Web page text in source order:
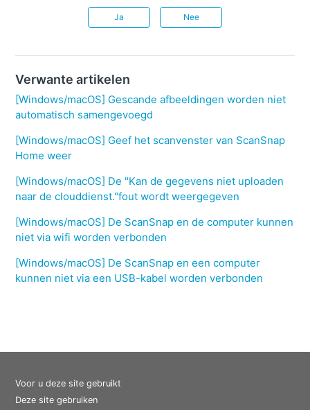
Ja Nee
Verwante artikelen
[Windows/macOS] Gescande afbeeldingen worden niet
automatisch samengevoegd
[Windows/macOS] Geef het scanvenster van ScanSnap
Home weer
[Windows/macOS] De "Kan de gegevens niet uploaden
naar de clouddienst."fout wordt weergegeven
[Windows/macOS] De ScanSnap en de computer kunnen
niet via wifi worden verbonden
[Windows/macOS] De ScanSnap en een computer
kunnen niet via een USB-kabel worden verbonden
Voor u deze site gebruikt
Deze site gebruiken